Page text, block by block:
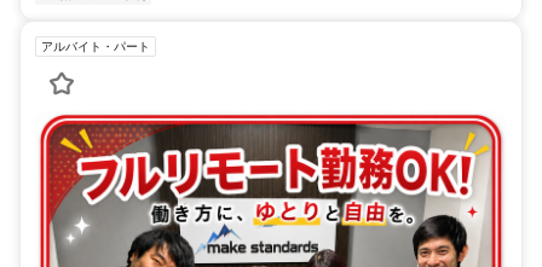
アルバイト・パート